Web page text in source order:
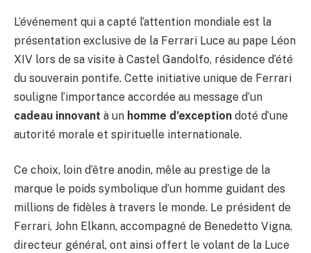
L’événement qui a capté l’attention mondiale est la
présentation exclusive de la Ferrari Luce au pape Léon
XIV lors de sa visite à Castel Gandolfo, résidence d’été
du souverain pontife. Cette initiative unique de Ferrari
souligne l’importance accordée au message d’un
cadeau innovant à un homme d’exception doté d’une
autorité morale et spirituelle internationale.
Ce choix, loin d’être anodin, mêle au prestige de la
marque le poids symbolique d’un homme guidant des
millions de fidèles à travers le monde. Le président de
Ferrari, John Elkann, accompagné de Benedetto Vigna,
directeur général, ont ainsi offert le volant de la Luce